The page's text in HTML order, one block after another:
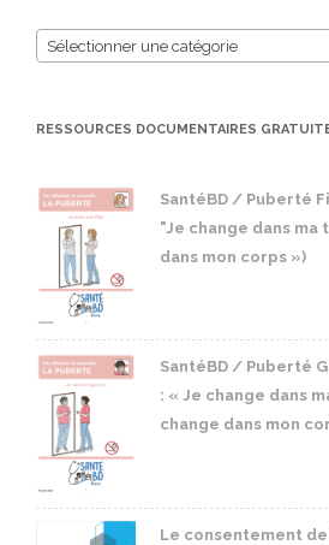
Sélectionner une catégorie
RESSOURCES DOCUMENTAIRES
SantéBD / Puberté
"Je change dans ma
dans mon corps »)
SantéBD / Puberté
: « Je change dans
change dans mon
Le consentement